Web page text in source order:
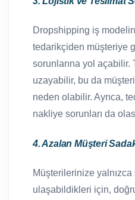
Dropshipping iş
tedarikçiden müşteriye
sorunlarına yol açabilir.
uzayabilir, bu da
neden olabilir. Ayrıca,
nakliye sorunları da
4. Azalan Müşteri
Müşterilerinize yalnızca
ulaşabildikleri için,